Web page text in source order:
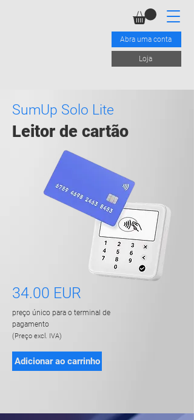
Abra uma conta
Loja
SumUp Solo Lite
preço único para o terminal de
pagamento
(Preço excl. IVA)
Adicionar ao carrinho
Leitor de cartão
34.00 EUR